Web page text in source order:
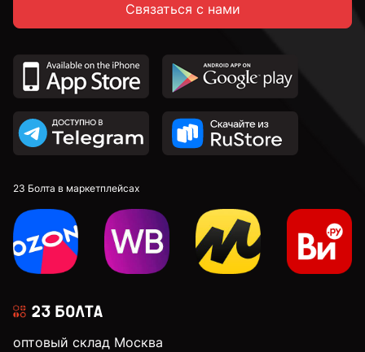
Связаться с нами
23 Болта в маркетплейсах
оптовый склад Москва